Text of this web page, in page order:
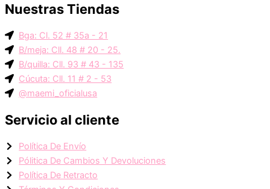
Nuestras Tiendas
Bga: Cl. 52 # 35a - 21
B/meja: Cll. 48 # 20 - 25.
B/quilla: Cll. 93 # 43 - 135
Cúcuta: Cll. 11 # 2 - 53
@maemi_oficialusa
Servicio al cliente
Política De Envío
Pólitica De Cambios Y Devoluciones
Política De Retracto